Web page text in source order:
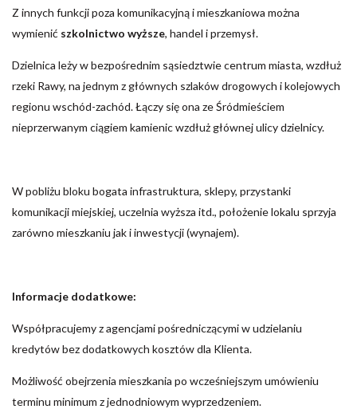
Z innych funkcji poza komunikacyjną i mieszkaniowa można
wymienić szkolnictwo wyższe, handel i przemysł.
Dzielnica leży w bezpośrednim sąsiedztwie centrum miasta, wzdłuż
rzeki Rawy, na jednym z głównych szlaków drogowych i kolejowych
regionu wschód-zachód. Łączy się ona ze Śródmieściem
nieprzerwanym ciągiem kamienic wzdłuż głównej ulicy dzielnicy.
W pobliżu bloku bogata infrastruktura, sklepy, przystanki
komunikacji miejskiej, uczelnia wyższa itd., położenie lokalu sprzyja
zarówno mieszkaniu jak i inwestycji (wynajem).
Informacje dodatkowe:
Współpracujemy z agencjami pośredniczącymi w udzielaniu
kredytów bez dodatkowych kosztów dla Klienta.
Możliwość obejrzenia mieszkania po wcześniejszym umówieniu
terminu minimum z jednodniowym wyprzedzeniem.